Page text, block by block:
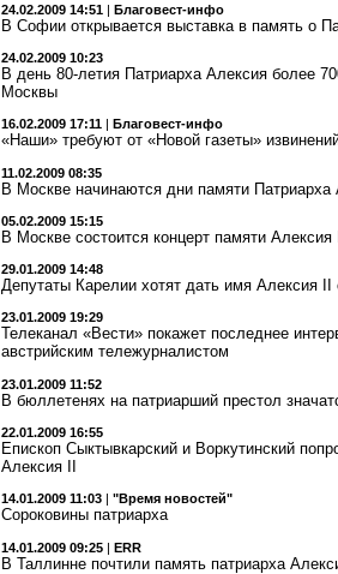
24.02.2009 14:51 | Благовест-инфо
В Софии открывается выставка в память о
24.02.2009 10:23
В день 80-летия Патриарха Алексия более
Москвы
16.02.2009 17:11 | Благовест-инфо
«Наши» требуют от «Новой газеты»
11.02.2009 08:35
В Москве начинаются дни памяти Патриарха
05.02.2009 15:15
В Москве состоится концерт памяти Алексия II
29.01.2009 14:48
Депутаты Карелии хотят дать имя Алексия
23.01.2009 19:29
Телеканал «Вести» покажет последнее
австрийским тележурналистом
23.01.2009 11:52
В бюллетенях на патриарший престол
22.01.2009 16:55
Епископ Сыктывкарский и Воркутинский
Алексия II
14.01.2009 11:03 "Время новостей"
Сороковины патриарха
14.01.2009 09:25 | ERR
В Таллинне почтили память патриарха